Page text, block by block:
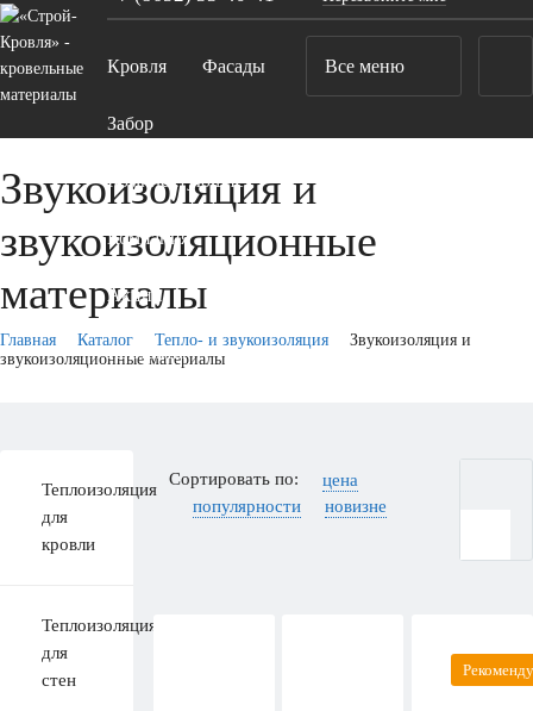
Кровля Фасады
Забор
Комплектующие
Компания
Акции
Контакты
Все меню
Звукоизоляция и
звукоизоляционные
материалы
Главная Каталог Тепло- и звукоизоляция
Звукоизоляция и
звукоизоляционные материалы
Теплоизоляция
для
кровли
Теплоизоляция
для
стен
Сортировать по:
цена
популярности
новизне